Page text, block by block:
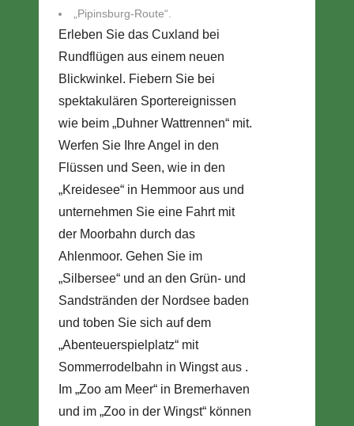
„Pipinsburg-Route“.
Erleben Sie das Cuxland bei
Rundflügen aus einem neuen
Blickwinkel. Fiebern Sie bei
spektakulären Sportereignissen
wie beim „Duhner Wattrennen“ mit.
Werfen Sie Ihre Angel in den
Flüssen und Seen, wie in den
„Kreidesee“ in Hemmoor aus und
unternehmen Sie eine Fahrt mit
der Moorbahn durch das
Ahlenmoor. Gehen Sie im
„Silbersee“ und an den Grün- und
Sandstränden der Nordsee baden
und toben Sie sich auf dem
„Abenteuerspielplatz“ mit
Sommerrodelbahn in Wingst aus .
Im „Zoo am Meer“ in Bremerhaven
und im „Zoo in der Wingst“ können